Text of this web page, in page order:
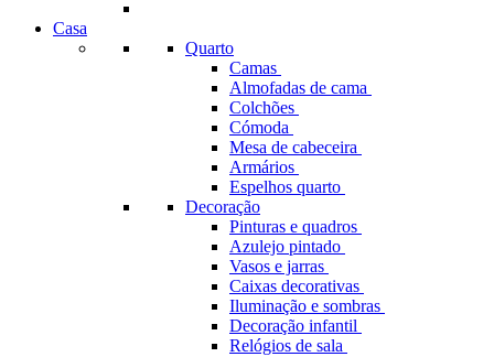
Casa
Quarto
Camas
Almofadas de cama
Colchões
Cómoda
Mesa de cabeceira
Armários
Espelhos quarto
Decoração
Pinturas e quadros
Azulejo pintado
Vasos e jarras
Caixas decorativas
Iluminação e sombras
Decoração infantil
Relógios de sala